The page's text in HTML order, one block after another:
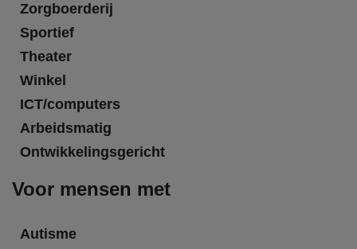
Zorgboerderij
Sportief
Theater
Winkel
ICT/computers
Arbeidsmatig
Ontwikkelingsgericht
Voor mensen met
Autisme